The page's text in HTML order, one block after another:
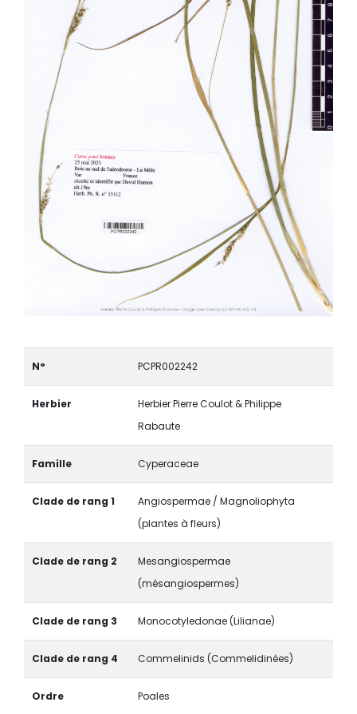
N° PCPR002242
Herbier
Herbier Pierre Coulot & Philippe
Rabaute
Famille Cyperaceae
Clade de rang 1
Angiospermae / Magnoliophyta
(plantes à fleurs)
Clade de rang 2
Mesangiospermae
(mésangiospermes)
Clade de rang 3 Monocotyledonae (Lilianae)
Clade de rang 4 Commelinids (Commelidinées)
Ordre Poales